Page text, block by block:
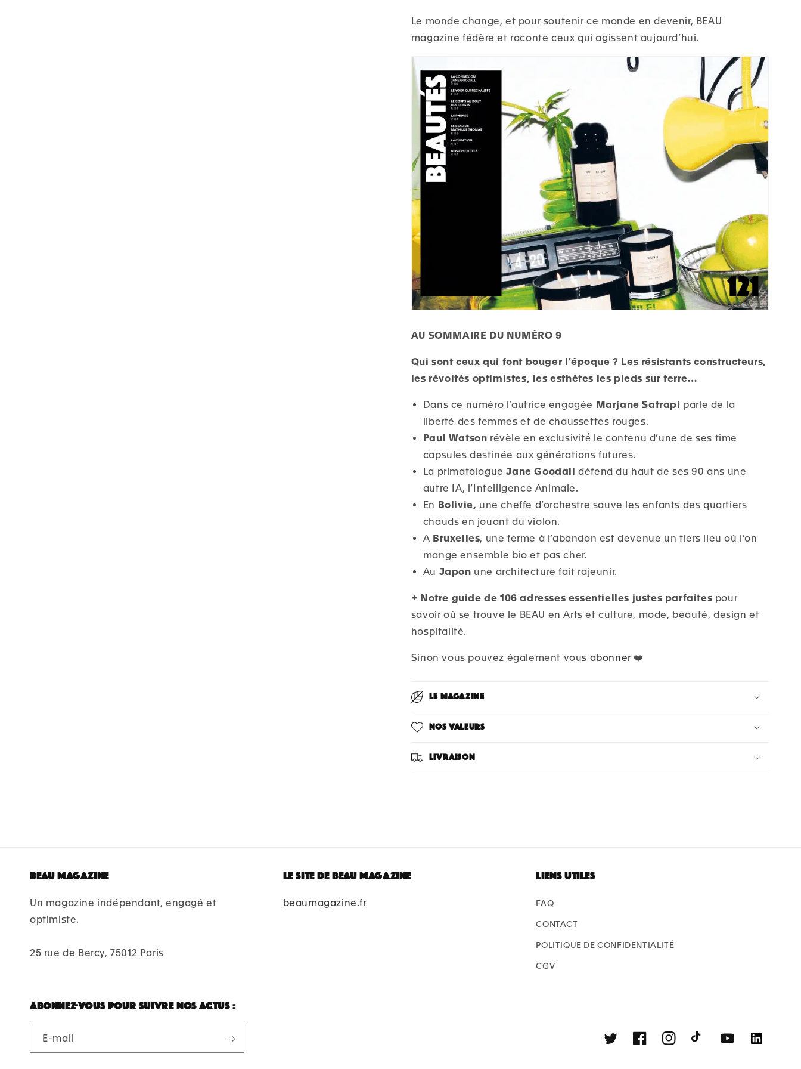
Le monde change, et pour soutenir ce monde en devenir, BEAU
magazine fédère et raconte ceux qui agissent aujourd’hui.
AU SOMMAIRE DU NUMÉRO 9
Qui sont ceux qui font bouger l’époque ? Les résistants constructeurs,
les révoltés optimistes, les esthètes les pieds sur terre…
Dans ce numéro l’autrice engagée Marjane Satrapi parle de la
liberté des femmes et de chaussettes rouges.
Paul Watson révèle en exclusivité́ le contenu d’une de ses time
capsules destinée aux générations futures.
La primatologueJane Goodalldéfend du haut de ses 90 ans une
autre IA, l’Intelligence Animale.
En Bolivie, une cheffe d’orchestre sauve les enfants des quartiers
chauds en jouant du violon.
A Bruxelles, une ferme à l’abandon est devenue un tiers lieu où l’on
mange ensemble bio et pas cher.
Au Japon une architecture fait rajeunir.
+ Notre guide de 106 adresses essentielles justes parfaites pour
savoir où se trouve le BEAU en Arts et culture, mode, beauté, design et
hospitalité.
Sinon vous pouvez également vous abonner❤️
Le magazine
Nos valeurs
Livraison
Beau magazine
Un magazine indépendant, engagé et
optimiste.
25 rue de Bercy, 75012 Paris
Le site de beau magazine
beaumagazine.fr
Liens utiles
FAQ
CONTACT
POLITIQUE DE CONFIDENTIALITÉ
CGV
Abonnez-vous pour suivre nos actus :
E-mail
Twitter FacebookInstagramTikTok YouTubeLinkedin